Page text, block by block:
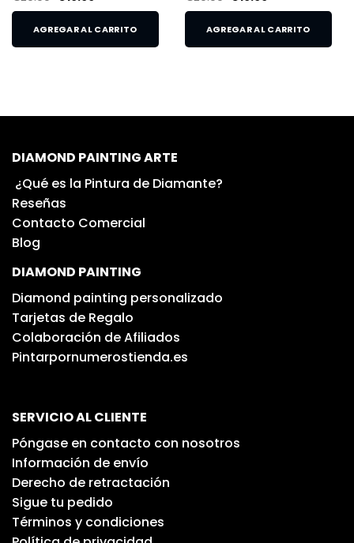
AGREGAR AL CARRITO AGREGAR AL CARRITO
DIAMOND PAINTING ARTE
¿Qué es la Pintura de Diamante?
Reseñas
Contacto Comercial
Blog
DIAMOND PAINTING
Diamond painting personalizado
Tarjetas de Regalo
Colaboración de Afiliados
Pintarpornumerostienda.es
SERVICIO AL CLIENTE
Póngase en contacto con nosotros
Información de envío
Derecho de retractación
Sigue tu pedido
Términos y condiciones